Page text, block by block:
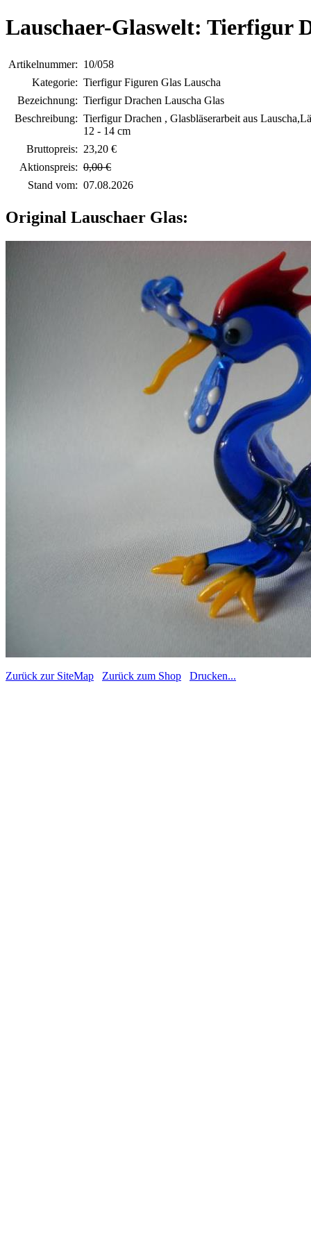
Lauschaer-Glaswelt: Tierfigur
Artikelnummer: 10/058
Kategorie: Tierfigur Figuren Glas Lauscha
Bezeichnung: Tierfigur Drachen Lauscha Glas
Beschreibung: Tierfigur Drachen , Glasbläserarbeit aus
12 - 14 cm
Bruttopreis: 23,20 €
Aktionspreis: 0,00 €
Stand vom: 07.08.2026
Original Lauschaer Glas:
Zurück zur SiteMap Zurück zum Shop Drucken...